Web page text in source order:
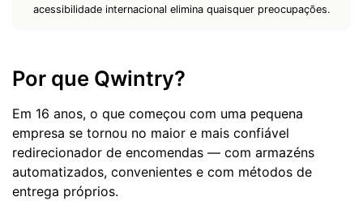
acessibilidade internacional elimina quaisquer preocupações.
Por que Qwintry?
Em 16 anos, o que começou com uma pequena
empresa se tornou no maior e mais confiável
redirecionador de encomendas — com armazéns
automatizados, convenientes e com métodos de
entrega próprios.